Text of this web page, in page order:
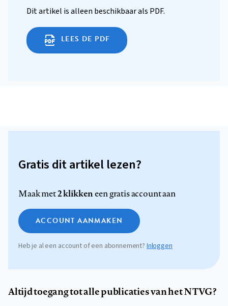
Dit artikel is alleen beschikbaar als PDF.
LEES DE PDF
Gratis dit artikel lezen?
Maak met2 klikkeneen gratis account aan
ACCOUNT AANMAKEN
Heb je al een account of een abonnement? Inloggen
Altijd toegang tot alle publicaties van het NTVG?